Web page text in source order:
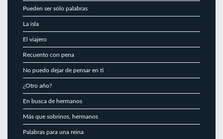
Pueden ser sólo palabras
La isla
El viajero
Recuento con pena
No puedo dejar de pensar en ti
¿Otro año?
En busca de hermanos
Más que sobrinos, hermanos
Palabras para una reina